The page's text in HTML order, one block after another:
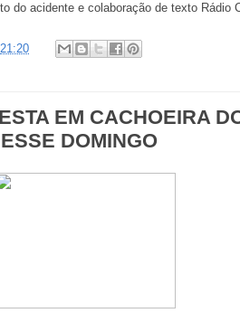
do acidente e colaboração de texto Rádio
21:20
EM CACHOEIRA
DOMINGO